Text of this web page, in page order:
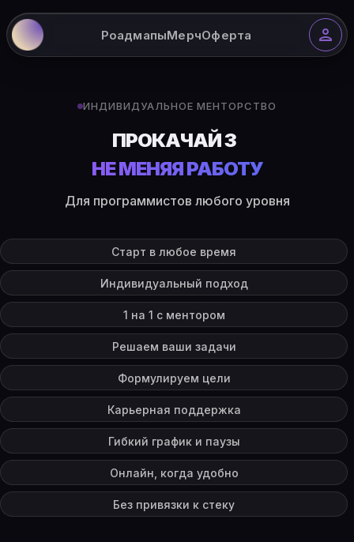
РоадмапыМерчОферта
ИНДИВИДУАЛЬНОЕ МЕНТОРСТВО
СОТР
НЕ МЕНЯЯ РАБОТУ
Для программистов любого уровня
Старт в любое время
Индивидуальный подход
1 на 1 с ментором
Решаем ваши задачи
Формулируем цели
Карьерная поддержка
Гибкий график и паузы
Онлайн, когда удобно
Без привязки к стеку